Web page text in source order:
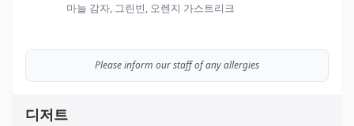
마늘 감자, 그린빈, 오렌지 가스트리크
Please inform our staff of any allergies
디저트